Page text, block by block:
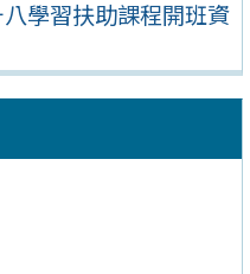
學習扶助課程開班資